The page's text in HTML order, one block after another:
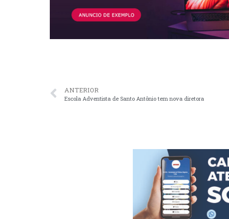
ANTERIOR
Escola Adventista de Santo Antônio tem nova diretora